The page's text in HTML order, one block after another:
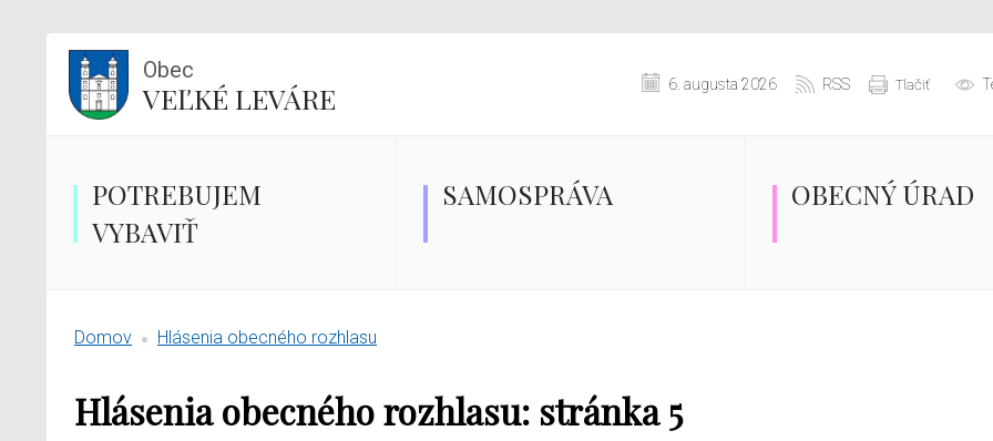
Obec
VEĽKÉ LEVÁRE 6. augusta 2026 RSS Tlačiť
POTREBUJEM
VYBAVIŤ
SAMOSPRÁVA OBECNÝ ÚRAD
Domov Hlásenia obecného rozhlasu
Hlásenia obecného rozhlasu: stránka 5